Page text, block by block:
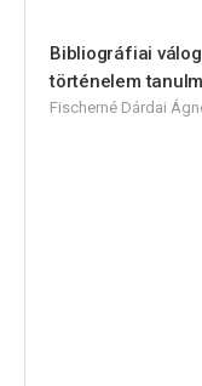
Bibliográfiai
történelem
Fischerné Dárdai